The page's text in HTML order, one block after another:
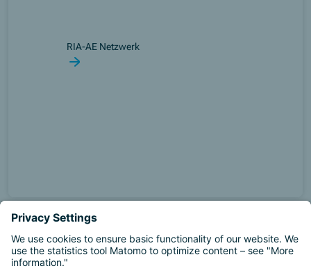
RIA-AE Netzwerk